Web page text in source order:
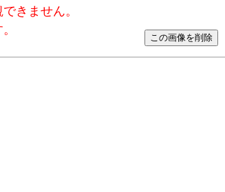
きません。